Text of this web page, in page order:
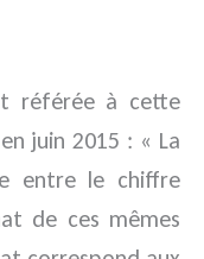
référée à cette
juin 2015 : « La
entre le chiffre
de ces mêmes